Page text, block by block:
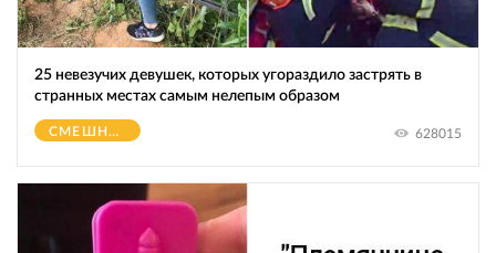
25 невезучих девушек, которых угораздило застрять в
странных местах самым нелепым образом
СМЕШНОЕ 628015